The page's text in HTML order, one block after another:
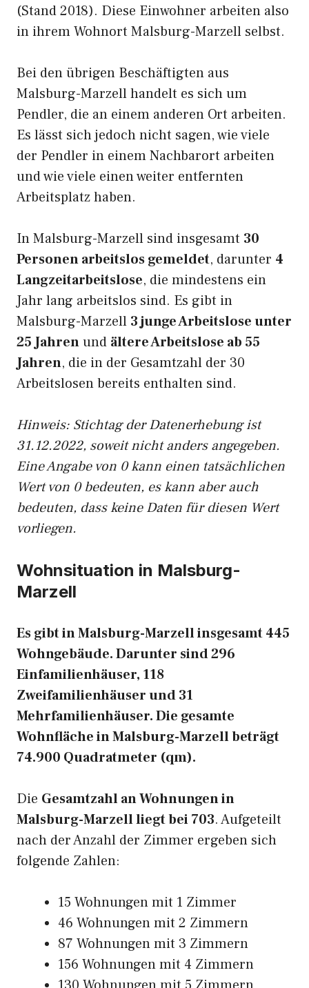
(Stand 2018). Diese Einwohner arbeiten also
in ihrem Wohnort Malsburg-Marzell selbst.
Bei den übrigen Beschäftigten aus
Malsburg-Marzell handelt es sich um
Pendler, die an einem anderen Ort arbeiten.
Es lässt sich jedoch nicht sagen, wie viele
der Pendler in einem Nachbarort arbeiten
und wie viele einen weiter entfernten
Arbeitsplatz haben.
In Malsburg-Marzell sind insgesamt 30
Personen arbeitslos gemeldet, darunter 4
Langzeitarbeitslose, die mindestens ein
Jahr lang arbeitslos sind. Es gibt in
Malsburg-Marzell 3 junge Arbeitslose unter
25 Jahrenund ältere Arbeitslose ab 55
Jahren, die in der Gesamtzahl der 30
Arbeitslosen bereits enthalten sind.
Hinweis: Stichtag der Datenerhebung ist
31.12.2022, soweit nicht anders angegeben.
Eine Angabe von 0 kann einen tatsächlichen
Wert von 0 bedeuten, es kann aber auch
bedeuten, dass keine Daten für diesen Wert
vorliegen.
Wohnsituation in Malsburg-
Marzell
Es gibt in Malsburg-Marzell insgesamt 445
Wohngebäude. Darunter sind 296
Einfamilienhäuser, 118
Zweifamilienhäuser und 31
Mehrfamilienhäuser. Die gesamte
Wohnfläche in Malsburg-Marzell beträgt
74.900 Quadratmeter (qm).
Die Gesamtzahl an Wohnungen in
Malsburg-Marzell liegt bei 703. Aufgeteilt
nach der Anzahl der Zimmer ergeben sich
folgende Zahlen:
15 Wohnungen mit 1 Zimmer
46 Wohnungen mit 2 Zimmern
87 Wohnungen mit 3 Zimmern
156 Wohnungen mit 4 Zimmern